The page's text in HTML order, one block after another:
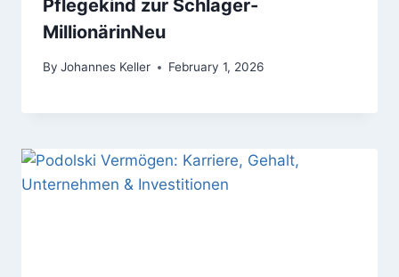
Pflegekind zur Schlager-
MillionärinNeu
By Johannes Keller February 1, 2026